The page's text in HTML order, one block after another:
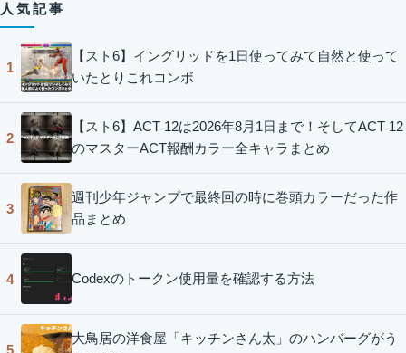
人気記事
1
【スト6】イングリッドを1日使ってみて自然と使って
いたとりこれコンボ
2
【スト6】ACT 12は2026年8月1日まで！そしてACT 12
のマスターACT報酬カラー全キャラまとめ
3
週刊少年ジャンプで最終回の時に巻頭カラーだった作
品まとめ
4 Codexのトークン使用量を確認する方法
5
大鳥居の洋食屋「キッチンさん太」のハンバーグがう